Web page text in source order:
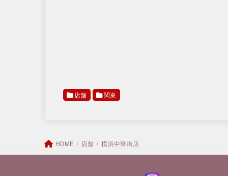
店舗 関東
HOME 店舗 横浜中華街店